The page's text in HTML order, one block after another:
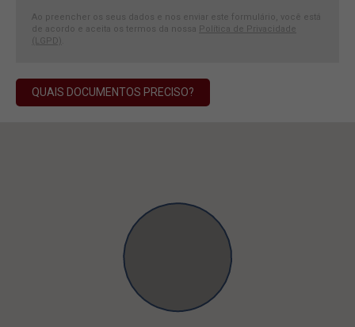
Ao preencher os seus dados e nos enviar este formulário, você está
de acordo e aceita os termos da nossa Política de Privacidade
(LGPD)
QUAIS DOCUMENTOS PRECISO?